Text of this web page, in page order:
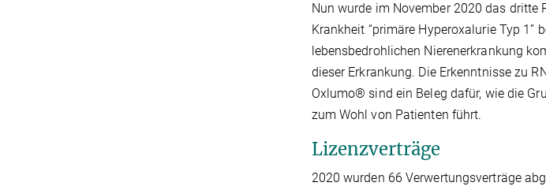
Nun wurde im November 2020 das
Krankheit “primäre Hyperoxalurie Typ
lebensbedrohlichen Nierenerkrankung
dieser Erkrankung. Die Erkenntnisse zu
Oxlumo® sind ein Beleg dafür, wie die
zum Wohl von Patienten führt.
Lizenzverträge
2020 wurden 66 Verwertungsverträge